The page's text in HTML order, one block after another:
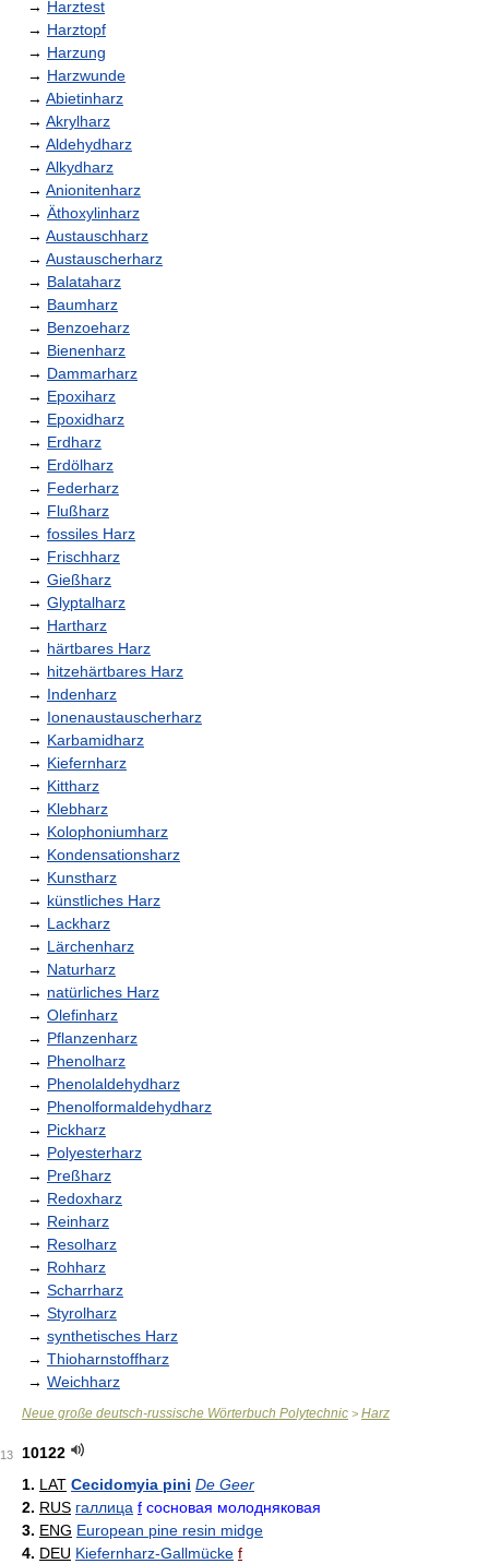
→ Harztest
→ Harztopf
→ Harzung
→ Harzwunde
→ Abietinharz
→ Akrylharz
→ Aldehydharz
→ Alkydharz
→ Anionitenharz
→ Äthoxylinharz
→ Austauschharz
→ Austauscherharz
→ Balataharz
→ Baumharz
→ Benzoeharz
→ Bienenharz
→ Dammarharz
→ Epoxiharz
→ Epoxidharz
→ Erdharz
→ Erdölharz
→ Federharz
→ Flußharz
→ fossiles Harz
→ Frischharz
→ Gießharz
→ Glyptalharz
→ Hartharz
→ härtbares Harz
→ hitzehärtbares Harz
→ Indenharz
→ Ionenaustauscherharz
→ Karbamidharz
→ Kiefernharz
→ Kittharz
→ Klebharz
→ Kolophoniumharz
→ Kondensationsharz
→ Kunstharz
→ künstliches Harz
→ Lackharz
→ Lärchenharz
→ Naturharz
→ natürliches Harz
→ Olefinharz
→ Pflanzenharz
→ Phenolharz
→ Phenolaldehydharz
→ Phenolformaldehydharz
→ Pickharz
→ Polyesterharz
→ Preßharz
→ Redoxharz
→ Reinharz
→ Resolharz
→ Rohharz
→ Scharrharz
→ Styrolharz
→ synthetisches Harz
→ Thioharnstoffharz
→ Weichharz
Neue große deutsch-russische Wörterbuch Polytechnic > Harz
13
10122
1. LAT Cecidomyia pini De Geer
2. RUS галлица f сосновая молодняковая
3. ENG European pine resin midge
4. DEU Kiefernharz-Gallmücke f